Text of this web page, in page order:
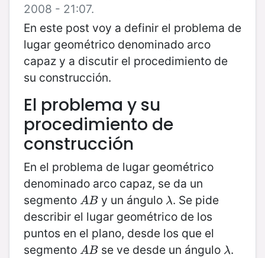
2008 - 21:07.
En este post voy a definir el problema de
lugar geométrico denominado arco
capaz y a discutir el procedimiento de
su construcción.
El problema y su
procedimiento de
construcción
En el problema de lugar geométrico
denominado arco capaz, se da un
segmento A B
AB y un ángulo λ
λ. Se pide
describir el lugar geométrico de los
puntos en el plano, desde los que el
segmento A B
AB se ve desde un ángulo λ
λ.